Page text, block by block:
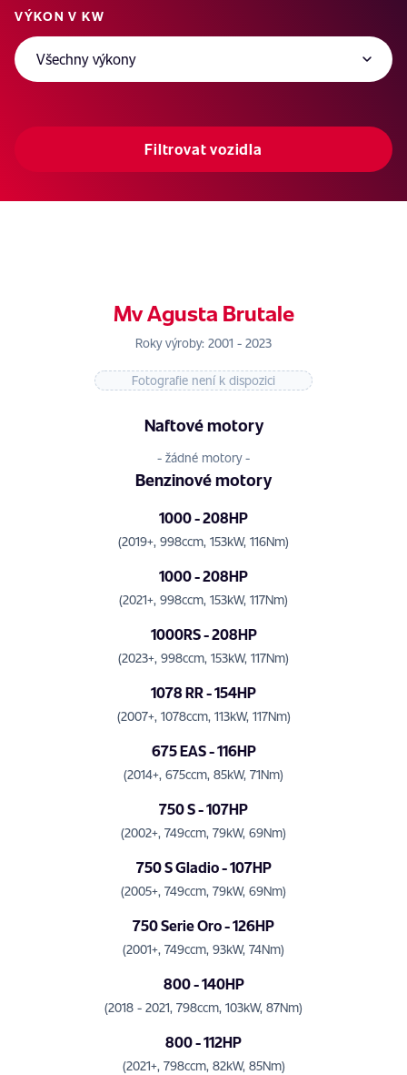
VÝKON V KW
Filtrovat vozidla
Mv Agusta Brutale
Roky výroby: 2001 - 2023
Fotografie není k dispozici
Naftové motory
- žádné motory -
Benzinové motory
1000 - 208HP
(2019+, 998ccm, 153kW, 116Nm)
1000 - 208HP
(2021+, 998ccm, 153kW, 117Nm)
1000RS - 208HP
(2023+, 998ccm, 153kW, 117Nm)
1078 RR - 154HP
(2007+, 1078ccm, 113kW, 117Nm)
675 EAS - 116HP
(2014+, 675ccm, 85kW, 71Nm)
750 S - 107HP
(2002+, 749ccm, 79kW, 69Nm)
750 S Gladio - 107HP
(2005+, 749ccm, 79kW, 69Nm)
750 Serie Oro - 126HP
(2001+, 749ccm, 93kW, 74Nm)
800 - 140HP
(2018 - 2021, 798ccm, 103kW, 87Nm)
800 - 112HP
(2021+, 798ccm, 82kW, 85Nm)